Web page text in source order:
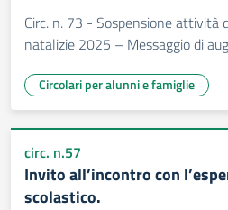
Circ. n. 73 - Sospensione
natalizie 2025 – Messaggio di
Circolari per alunni e famiglie
circ. n.57
Invito all’incontro con
scolastico.